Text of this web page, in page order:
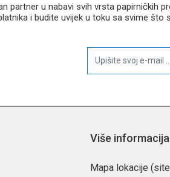
partner u nabavi svih vrsta papirničkih
i budite uvijek u toku sa svime
Više informacija
Mapa lokacije